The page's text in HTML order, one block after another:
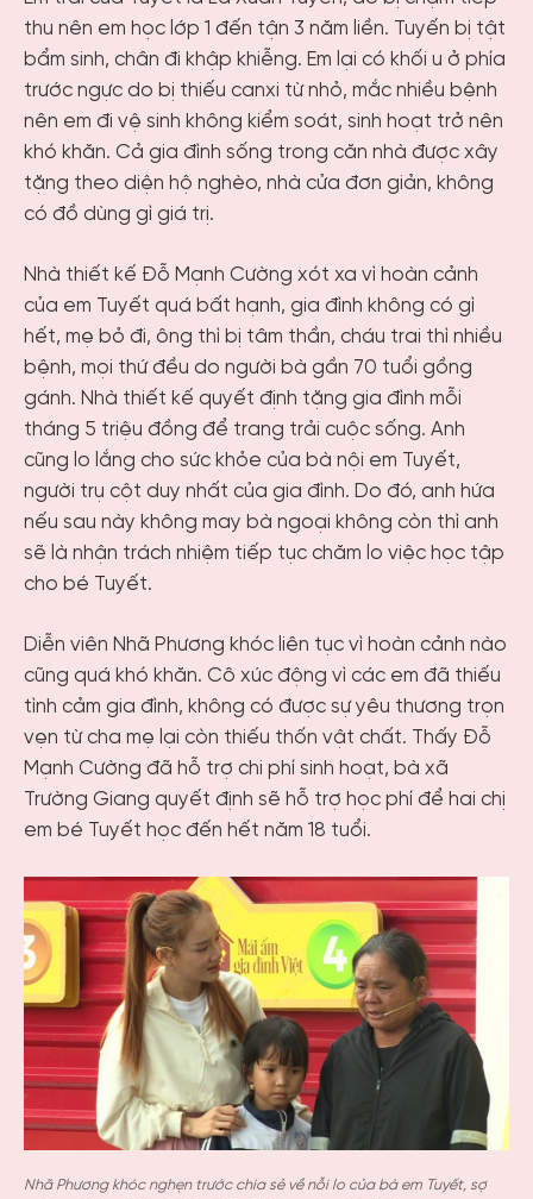
thu nên em học lớp 1 đến tận 3 năm liền. Tuyến bị tật
bẩm sinh, chân đi khập khiễng. Em lại có khối u ở phía
trước ngực do bị thiếu canxi từ nhỏ, mắc nhiều bệnh
nên em đi vệ sinh không kiểm soát, sinh hoạt trở nên
khó khăn. Cả gia đình sống trong căn nhà được xây
tặng theo diện hộ nghèo, nhà cửa đơn giản, không
có đồ dùng gì giá trị.
Nhà thiết kế Đỗ Mạnh Cường xót xa vì hoàn cảnh
của em Tuyết quá bất hạnh, gia đình không có gì
hết, mẹ bỏ đi, ông thì bị tâm thần, cháu trai thì nhiều
bệnh, mọi thứ đều do người bà gần 70 tuổi gồng
gánh. Nhà thiết kế quyết định tặng gia đình mỗi
tháng 5 triệu đồng để trang trải cuộc sống. Anh
cũng lo lắng cho sức khỏe của bà nội em Tuyết,
người trụ cột duy nhất của gia đình. Do đó, anh hứa
nếu sau này không may bà ngoại không còn thì anh
sẽ là nhận trách nhiệm tiếp tục chăm lo việc học tập
cho bé Tuyết.
Diễn viên Nhã Phương khóc liên tục vì hoàn cảnh nào
cũng quá khó khăn. Cô xúc động vì các em đã thiếu
tình cảm gia đình, không có được sự yêu thương trọn
vẹn từ cha mẹ lại còn thiếu thốn vật chất. Thấy Đỗ
Mạnh Cường đã hỗ trợ chi phí sinh hoạt, bà xã
Trường Giang quyết định sẽ hỗ trợ học phí để hai chị
em bé Tuyết học đến hết năm 18 tuổi.
Nhã Phương khóc nghẹn trước chia sẻ về nỗi lo của bà em Tuyết, sợ